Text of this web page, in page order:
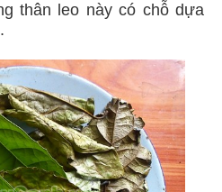
thân leo này có chỗ dựa